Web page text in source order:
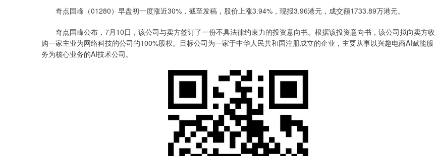
奇点国峰（01280）早盘初一度涨近30%，截至发稿，股价上涨3.94%，现报3.96港元，成交额1733.89万港元。
奇点国峰公布，7月10日，该公司与卖方签订了一份不具法律约束力的投资意向书。根据该投资意向书，该公司拟向卖方收
购一家主业为网络科技的公司的100%股权。目标公司为一家于中华人民共和国注册成立的企业，主要从事以兴趣电商AI赋能服
务为核心业务的AI技术公司。